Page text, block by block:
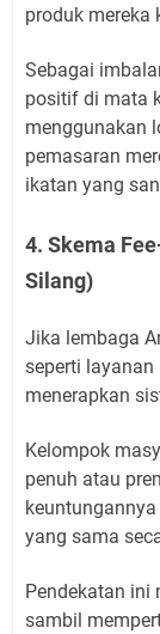
produk mereka
Sebagai
positif di mata
menggunakan
pemasaran
ikatan yang
4. Skema
Silang)
Jika lembaga
seperti
menerapkan
Kelompok
penuh atau
yang sama
Pendekatan
sambil